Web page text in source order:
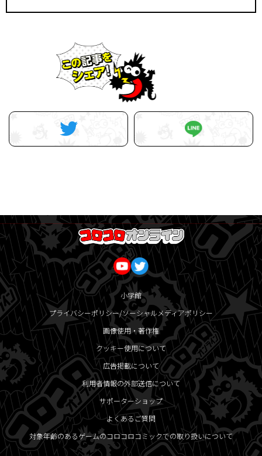
小学館
プライバシーポリシー/ソーシャルメディアポリシー
画像使用・著作権
クッキー使用について
広告掲載について
利用者情報の外部送信について
サポーターショップ
よくあるご質問
対象年齢のあるゲームのコロコロコミックでの取り扱いについて